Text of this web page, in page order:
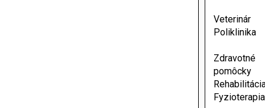
Veterinár
Poliklinika
Zdravotné
pomôcky
Fyzioterapia